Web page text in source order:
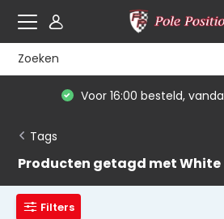
Voor 16:00 besteld,
Tags
Producten getagd met White
Filters